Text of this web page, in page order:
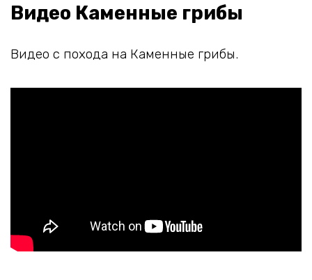
Видео Каменные грибы
Видео с похода на Каменные грибы.